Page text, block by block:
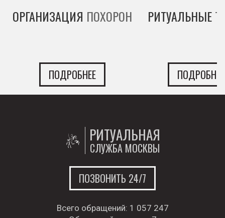
ОРГАНИЗАЦИЯ ПОХОРОН
ПОДРОБНЕЕ
РИТУАЛЬНЫЕ
ПОДРОБНЕЕ
РИТУАЛЬНАЯ
СЛУЖБА МОСКВЫ
ПОЗВОНИТЬ 24/7
Всего обращений: 1 057 247